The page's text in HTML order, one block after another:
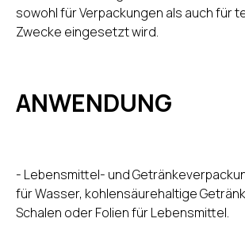
sowohl für Verpackungen als auch für
Zwecke eingesetzt wird.
ANWENDUNG
- Lebensmittel- und
für Wasser, kohlensäurehaltige
Schalen oder Folien für Lebensmittel.